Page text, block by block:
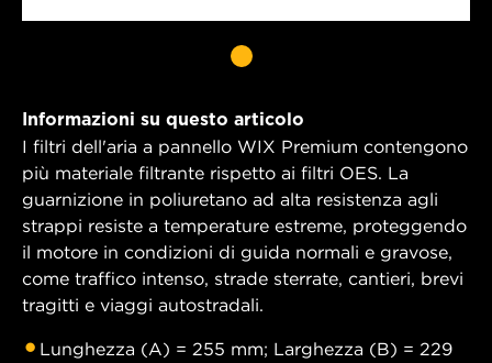
Informazioni su questo articolo
I filtri dell'aria a pannello WIX Premium contengono
più materiale filtrante rispetto ai filtri OES. La
guarnizione in poliuretano ad alta resistenza agli
strappi resiste a temperature estreme, proteggendo
il motore in condizioni di guida normali e gravose,
come traffico intenso, strade sterrate, cantieri, brevi
tragitti e viaggi autostradali.
Lunghezza (A) = 255 mm; Larghezza (B) = 229